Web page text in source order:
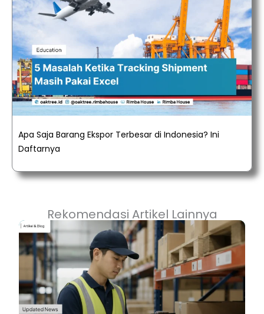
Apa Saja Barang Ekspor Terbesar di Indonesia? Ini
Daftarnya
Rekomendasi Artikel Lainnya